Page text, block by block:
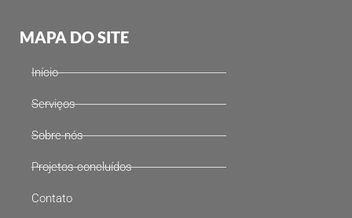
MAPA DO SITE
Início
Serviços
Sobre nós
Projetos concluídos
Contato